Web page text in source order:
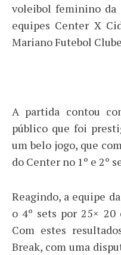
voleibol feminino da
equipes Center X
Mariano Futebol
A partida contou
público que foi
um belo jogo, que
do Center no 1º e 2º
Reagindo, a equipe
o 4º sets por 25×
Com estes
Break, com uma